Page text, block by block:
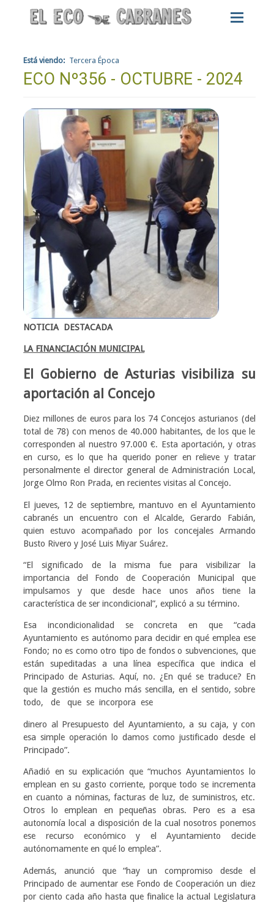
Está viendo: Tercera Época
ECO Nº356 - OCTUBRE - 2024
NOTICIA DESTACADA
LA FINANCIACIÓN MUNICIPAL
El Gobierno de Asturias visibiliza su
aportación al Concejo
Diez millones de euros para los 74 Concejos asturianos (del
total de 78) con menos de 40.000 habitantes, de los que le
corresponden al nuestro 97.000 €. Esta aportación, y otras
en curso, es lo que ha querido poner en relieve y tratar
personalmente el director general de Administración Local,
Jorge Olmo Ron Prada, en recientes visitas al Concejo.
El jueves, 12 de septiembre, mantuvo en el Ayuntamiento
cabranés un encuentro con el Alcalde, Gerardo Fabián,
quien estuvo acompañado por los concejales Armando
Busto Rivero y José Luis Miyar Suárez.
“El significado de la misma fue para visibilizar la
importancia del Fondo de Cooperación Municipal que
impulsamos y que desde hace unos años tiene la
característica de ser incondicional”, explicó a su término.
Esa incondicionalidad se concreta en que “cada
Ayuntamiento es autónomo para decidir en qué emplea ese
Fondo; no es como otro tipo de fondos o subvenciones, que
están supeditadas a una línea específica que indica el
Principado de Asturias. Aquí, no. ¿En qué se traduce? En
que la gestión es mucho más sencilla, en el sentido, sobre
todo, de que se incorpora ese
dinero al Presupuesto del Ayuntamiento, a su caja, y con
esa simple operación lo damos como justificado desde el
Principado”.
Añadió en su explicación que “muchos Ayuntamientos lo
emplean en su gasto corriente, porque todo se incrementa
en cuanto a nóminas, facturas de luz, de suministros, etc.
Otros lo emplean en pequeñas obras. Pero es a esa
autonomía local a disposición de la cual nosotros ponemos
ese recurso económico y el Ayuntamiento decide
autónomamente en qué lo emplea”.
Además, anunció que “hay un compromiso desde el
Principado de aumentar ese Fondo de Cooperación un diez
por ciento cada año hasta que finalice la actual Legislatura